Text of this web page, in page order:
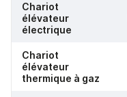
Chariot
élévateur
électrique
Chariot
élévateur
thermique à gaz